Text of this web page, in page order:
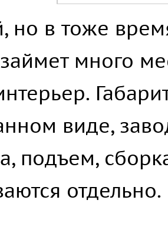
но в тоже
много
виде,
подъем,
отдельно.